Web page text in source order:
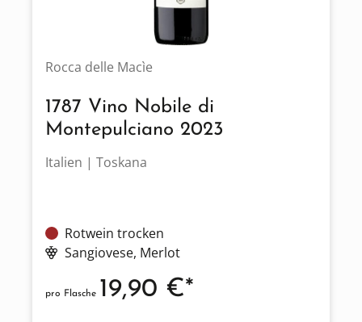
Rocca delle Macìe
1787 Vino Nobile di
Montepulciano 2023
Italien | Toskana
Rotwein trocken
Sangiovese, Merlot
pro Flasche 19,90 €*